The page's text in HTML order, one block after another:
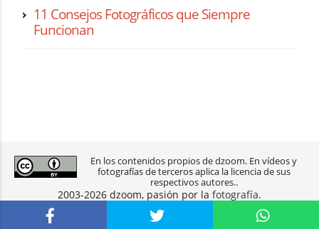
11 Consejos Fotográficos que Siempre
Funcionan
En los contenidos propios de dzoom. En vídeos y
fotografías de terceros aplica la licencia de sus
respectivos autores..
2003-2026 dzoom, pasión por la fotografía.
aviso legal
política de privacidad contacto